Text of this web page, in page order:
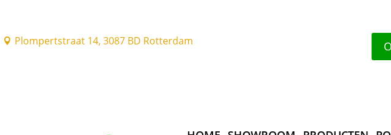
 Plompertstraat 14, 3087 BD Rotterdam